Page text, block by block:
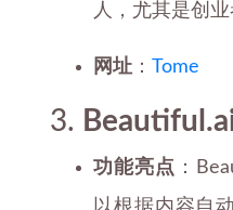
人，尤其是创
网址 ：Tome
3.
功能亮点 ：